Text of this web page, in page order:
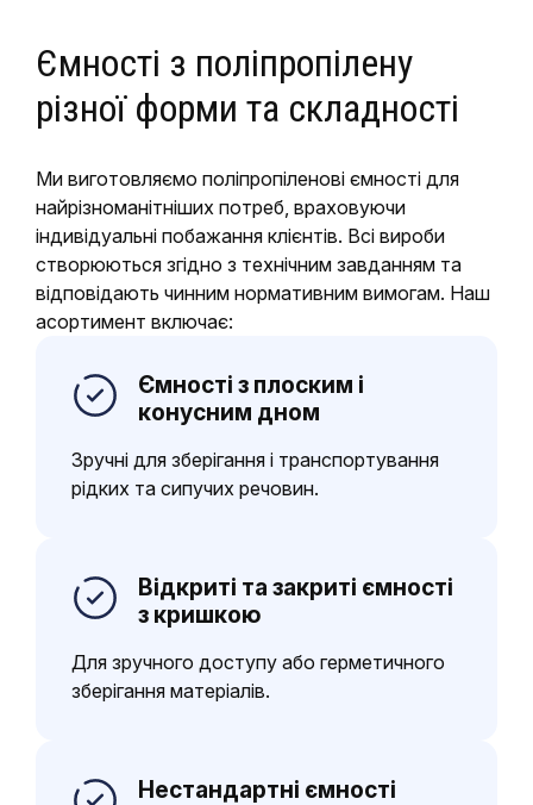
Ємності з поліпропілену
різної форми та складності
Ми виготовляємо поліпропіленові ємності для
найрізноманітніших потреб, враховуючи
індивідуальні побажання клієнтів. Всі вироби
створюються згідно з технічним завданням та
відповідають чинним нормативним вимогам. Наш
асортимент включає:
Ємності з плоским і
конусним дном
Зручні для зберігання і транспортування
рідких та сипучих речовин.
Відкриті та закриті ємності
з кришкою
Для зручного доступу або герметичного
зберігання матеріалів.
Нестандартні ємності